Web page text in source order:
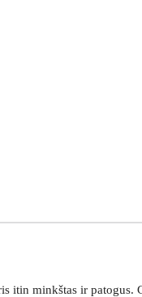
itin minkštas ir patogus.